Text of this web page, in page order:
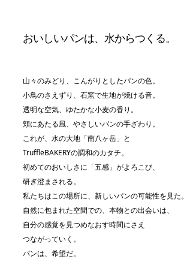
おいしいパンは、水からつくる。
山々のみどり、こんがりとしたパンの色。
小鳥のさえずり、石窯で生地が焼ける音。
透明な空気、ゆたかな小麦の香り。
頬にあたる風、やさしいパンの手ざわり。
これが、水の大地「南八ヶ岳」と
TruffleBAKERYの調和のカタチ。
初めてのおいしさに「五感」がよろこび、
研ぎ澄まされる。
私たちはこの場所に、新しいパンの可能性を見た。
自然に包まれた空間での、本物との出会いは、
自分の感覚を見つめなおす時間にさえ
つながっていく。
パンは、希望だ。